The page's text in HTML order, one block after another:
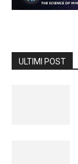
ULTIMI POST